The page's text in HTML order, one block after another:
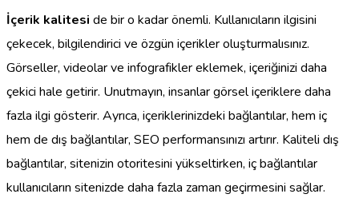
İçerik kalitesi de bir o kadar önemli. Kullanıcıların ilgisini
çekecek, bilgilendirici ve özgün içerikler oluşturmalısınız.
Görseller, videolar ve infografikler eklemek, içeriğinizi daha
çekici hale getirir. Unutmayın, insanlar görsel içeriklere daha
fazla ilgi gösterir. Ayrıca, içeriklerinizdeki bağlantılar, hem iç
hem de dış bağlantılar, SEO performansınızı artırır. Kaliteli dış
bağlantılar, sitenizin otoritesini yükseltirken, iç bağlantılar
kullanıcıların sitenizde daha fazla zaman geçirmesini sağlar.